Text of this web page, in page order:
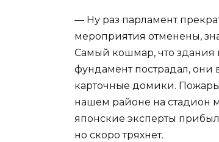
— Ну раз парламент
мероприятия отменены,
Самый кошмар, что здания
фундамент пострадал, они
карточные домики.
нашем районе на стадион
японские эксперты
но скоро тряхнет.